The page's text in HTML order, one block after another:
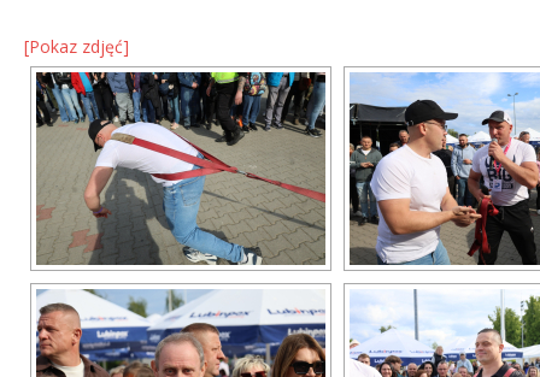
[Pokaz zdjęć]